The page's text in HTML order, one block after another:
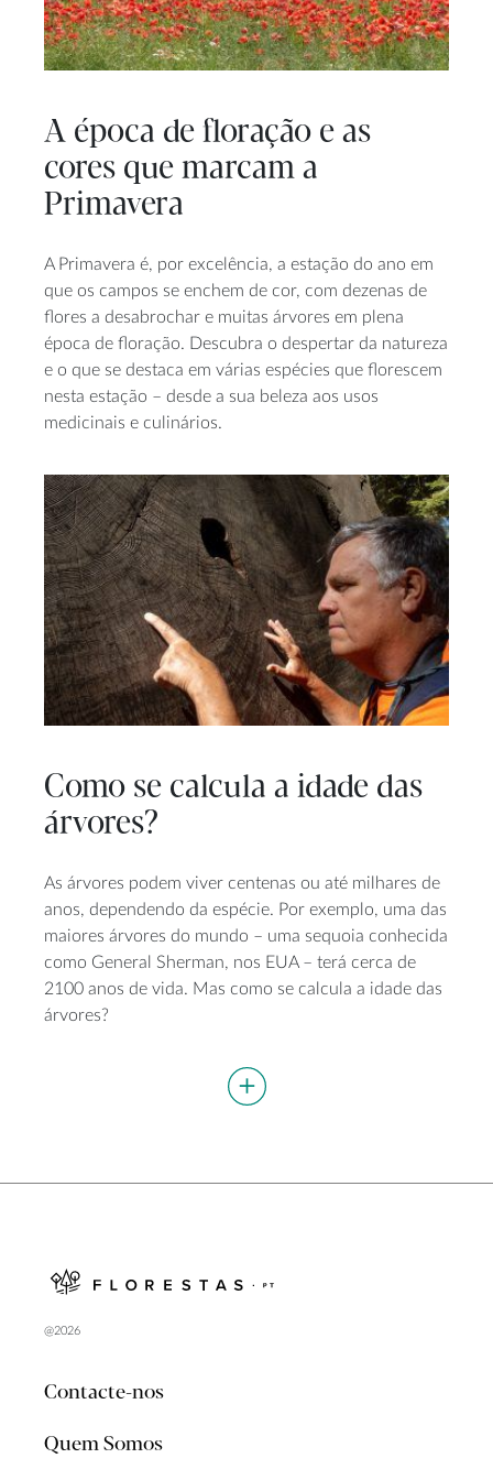
A época de floração e as
cores que marcam a
Primavera
A Primavera é, por excelência, a estação do ano em
que os campos se enchem de cor, com dezenas de
flores a desabrochar e muitas árvores em plena
época de floração. Descubra o despertar da natureza
e o que se destaca em várias espécies que florescem
nesta estação – desde a sua beleza aos usos
medicinais e culinários.
Como se calcula a idade das
árvores?
As árvores podem viver centenas ou até milhares de
anos, dependendo da espécie. Por exemplo, uma das
maiores árvores do mundo – uma sequoia conhecida
como General Sherman, nos EUA – terá cerca de
2100 anos de vida. Mas como se calcula a idade das
árvores?
@2026
Contacte-nos
Quem Somos